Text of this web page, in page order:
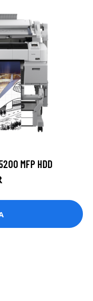
MFP HDD